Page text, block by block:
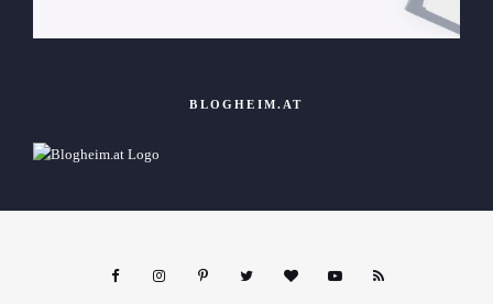
BLOGHEIM.AT